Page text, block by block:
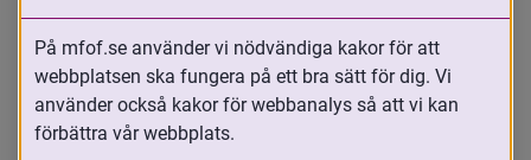
Oavsett om du är adopterad,
adoptivförälder eller arbetar med
På mfof.se använder vi nödvändiga kakor för att
webbplatsen ska fungera på ett bra sätt för dig. Vi
använder också kakor för webbanalys så att vi kan
förbättra vår webbplats.